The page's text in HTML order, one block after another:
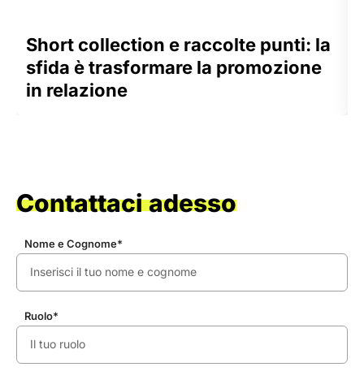
Short collection e raccolte punti: la
sfida è trasformare la promozione
in relazione
Contattaci adesso
Nome e Cognome*
Ruolo*